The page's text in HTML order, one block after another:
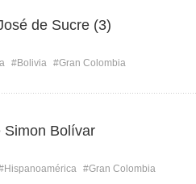
de Sucre (3)
#Bolivia #Gran Colombia
Simon Bolívar
#Gran Colombia